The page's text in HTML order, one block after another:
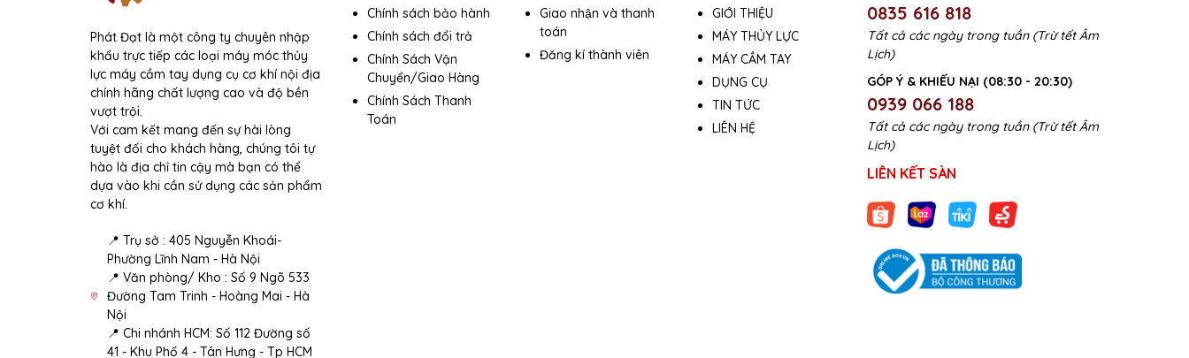
Phát Đạt là một công ty chuyên nhập
khẩu trực tiếp các loại máy móc thủy
lực máy cầm tay dụng cụ cơ khí nội địa
chính hãng chất lượng cao và độ bền
vượt trội.
Với cam kết mang đến sự hài lòng
tuyệt đối cho khách hàng, chúng tôi tự
hào là địa chỉ tin cậy mà bạn có thể
dựa vào khi cần sử dụng các sản phẩm
cơ khí.
📍 Trụ sở : 405 Nguyễn Khoái-
Phường Lĩnh Nam - Hà Nội
📍 Văn phòng/ Kho : Số 9 Ngõ 533
Đường Tam Trinh - Hoàng Mai - Hà
Nội
📍 Chi nhánh HCM: Số 112 Đường số
41 - Khu Phố 4 - Tân Hưng - Tp HCM
Chính sách bảo hành
Chính sách đổi trả
Chính Sách Vận
Chuyển/Giao Hàng
Chính Sách Thanh
Toán
Giao nhận và thanh
toán
Đăng kí thành viên
GIỚI THIỆU
MÁY THỦY LỰC
MÁY CẦM TAY
DỤNG CỤ
TIN TỨC
LIÊN HỆ
0835 616 818
Tất cả các ngày trong tuần (Trừ tết Âm
Lịch)
GÓP Ý & KHIẾU NẠI (08:30 - 20:30)
0939 066 188
Tất cả các ngày trong tuần (Trừ tết Âm
Lịch)
LIÊN KẾT SÀN